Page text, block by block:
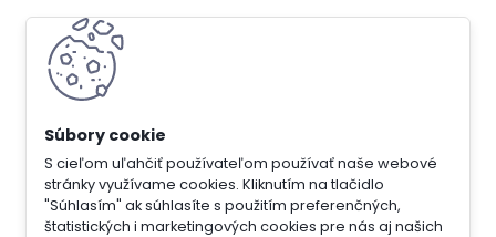
S cieľom uľahčiť používateľom používať naše webové
stránky využívame cookies. Kliknutím na tlačidlo
"Súhlasím" ak súhlasíte s použitím preferenčných,
štatistických i marketingových cookies pre nás aj našich